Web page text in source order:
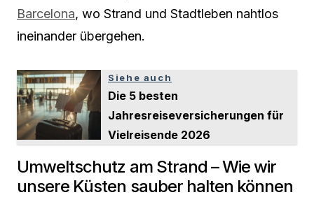
Barcelona, wo Strand und Stadtleben nahtlos
ineinander übergehen.
Siehe auch
Die 5 besten
Jahresreiseversicherungen für
Vielreisende 2026
Umweltschutz am Strand – Wie wir
unsere Küsten sauber halten können